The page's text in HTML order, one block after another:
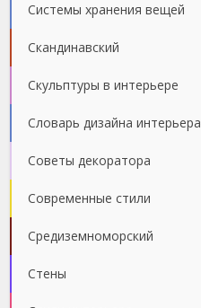
Системы хранения вещей
Скандинавский
Скульптуры в интерьере
Словарь дизайна интерьера
Советы декоратора
Современные стили
Средиземноморский
Стены